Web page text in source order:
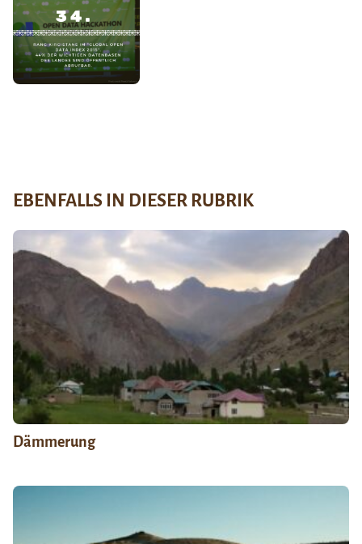
EBENFALLS IN DIESER RUBRIK
Dämmerung